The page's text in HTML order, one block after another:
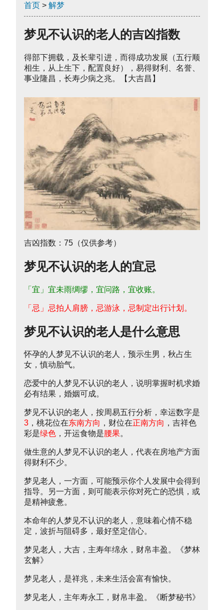
首页 > 解梦
梦见不认识的老人的吉凶指数
得部下拥载，及长辈引进，而得成功发展（五行顺
相生，从上生下，配置良好），易得财利、名誉、
事业隆昌，长寿少病之兆。【大吉昌】
吉凶指数：75（仅供参考）
梦见不认识的老人的宜忌
「宜」宜未雨绸缪，宜问路，宜收账。
「忌」忌拍人肩膀，忌游泳，忌制定出行计划。
梦见不认识的老人是什么意思
怀孕的人梦见不认识的老人，预示生男，秋占生
女，慎动胎气。
恋爱中的人梦见不认识的老人，说明掌握时机求婚
必有结果，婚姻可成。
梦见不认识的老人，按周易五行分析，幸运数字是
3 ，桃花位在东南方向 ，财位在正南方向 ，吉祥色
彩是绿色 ，开运食物是腰果。
做生意的人梦见不认识的老人，代表在房地产方面
得财利不少。
梦见老人，一方面，可能预示你个人发展中会得到
指导。另一方面，则可能表示你对死亡的恐惧，或
是精神疲惫。
本命年的人梦见不认识的老人，意味着心情不稳
定，波折与阻碍多，最好坚定信心。
梦见老人，大吉，主寿年绵永，财帛丰盈。《梦林
玄解》
梦见老人，是祥兆，未来生活会富有愉快。
梦见老人，主年寿永工，财帛丰盈。《断梦秘书》